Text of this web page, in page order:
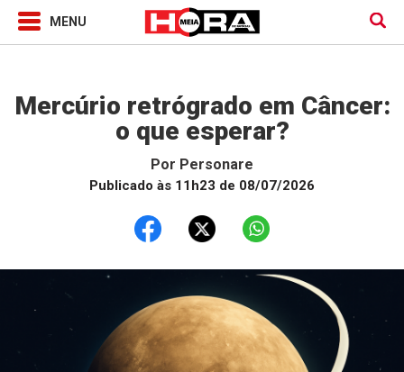
Mercúrio retrógrado em Câncer:
o que esperar?
Por Personare
Publicado às 11h23 de 08/07/2026